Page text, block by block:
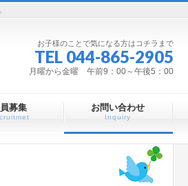
お子様のことで気になる方はコチラまで
TEL 044-865-2905
月曜から金曜 午前9：00～午後5：00
募集 お問い合わせ
Inquiry